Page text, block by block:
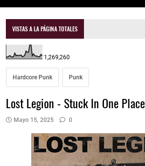
VISTAS A LA PÁGINA TOTALES
1,269,260
Hardcore Punk Punk
Lost Legion - Stuck In One Place
Mayo 15, 2025 0